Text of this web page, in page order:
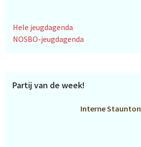
Hele jeugdagenda
NOSBO-jeugdagenda
Partij van de week!
Interne Staunton